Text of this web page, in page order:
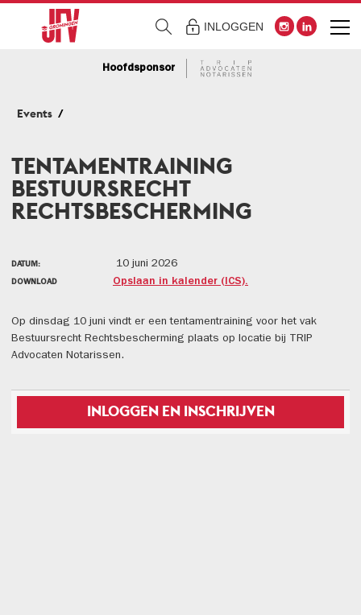
INLOGGEN
Hoofdsponsor
Events
TENTAMENTRAINING
BESTUURSRECHT
RECHTSBESCHERMING
DATUM: 10 juni 2026
DOWNLOAD Opslaan in kalender (ICS).
Op dinsdag 10 juni vindt er een tentamentraining voor het vak
Bestuursrecht Rechtsbescherming plaats op locatie bij TRIP
Advocaten Notarissen.
INLOGGEN EN INSCHRIJVEN